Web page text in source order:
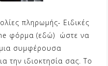
πληρωμής- Ειδικές
φόρμα (εδώ) ώστε να
συμφέρουσα
την ιδιοκτησία σας. Το